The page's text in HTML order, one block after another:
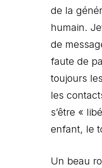
de la
humain.
de
faute de
toujours
les
s’être «
enfant, le
Un beau